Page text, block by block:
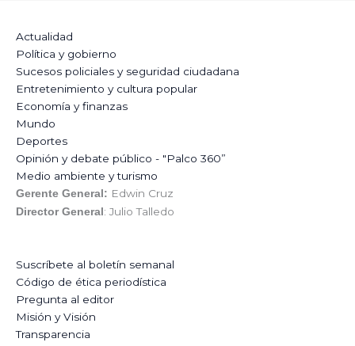
Actualidad
Política y gobierno
Sucesos policiales y seguridad ciudadana
Entretenimiento y cultura popular
Economía y finanzas
Mundo
Deportes
Opinión y debate público - "Palco 360”
Medio ambiente y turismo
Gerente General: Edwin Cruz
Director General : Julio Talledo
Suscríbete al boletín semanal
Código de ética periodística
Pregunta al editor
Misión y Visión
Transparencia